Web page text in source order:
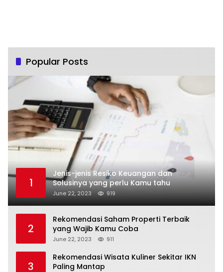
Popular Posts
1
Jenis-jenis Resiko Keuangan dan
Solusinya yang perlu Kamu tahu
June 22, 2023 919
2
Rekomendasi Saham Properti Terbaik
yang Wajib Kamu Coba
June 22, 2023 911
3
Rekomendasi Wisata Kuliner Sekitar IKN
Paling Mantap